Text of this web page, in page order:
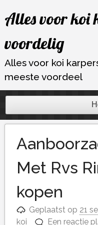
naar
inhoud
Alles voor koi
voordelig
Alles voor koi
meeste voordeel
Met Rvs
kopen
Geplaatst op 21
koi
Een reactie